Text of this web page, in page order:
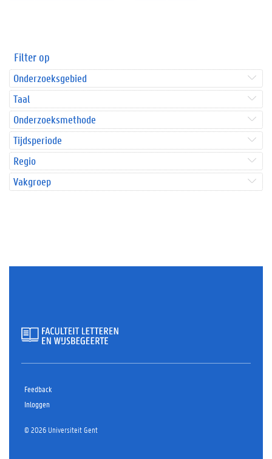
Filter op
Onderzoeksgebied
Taal
Onderzoeksmethode
Tijdsperiode
Regio
Vakgroep
Feedback
Inloggen
© 2026 Universiteit Gent